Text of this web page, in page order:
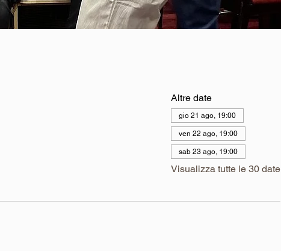
Altre date
gio 21 ago, 19:00
ven 22 ago, 19:00
sab 23 ago, 19:00
Visualizza tutte le 30 date